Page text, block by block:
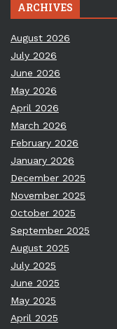
ARCHIVES
August 2026
July 2026
June 2026
May 2026
April 2026
March 2026
February 2026
January 2026
December 2025
November 2025
October 2025
September 2025
August 2025
July 2025
June 2025
May 2025
April 2025